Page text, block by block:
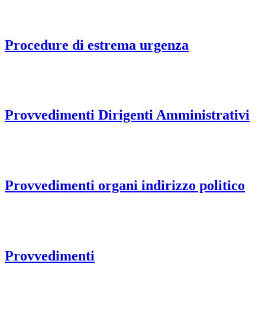
Procedure di estrema urgenza
Provvedimenti Dirigenti Amministrativi
Provvedimenti organi indirizzo politico
Provvedimenti